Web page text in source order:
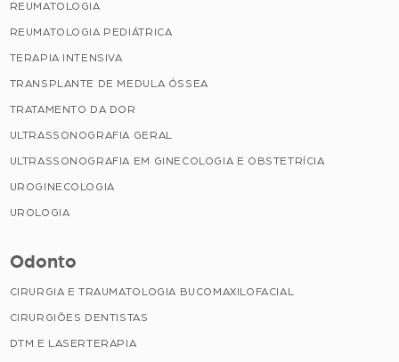
REUMATOLOGIA
REUMATOLOGIA PEDIÁTRICA
TERAPIA INTENSIVA
TRANSPLANTE DE MEDULA ÓSSEA
TRATAMENTO DA DOR
ULTRASSONOGRAFIA GERAL
ULTRASSONOGRAFIA EM GINECOLOGIA E OBSTETRÍCIA
UROGINECOLOGIA
UROLOGIA
Odonto
CIRURGIA E TRAUMATOLOGIA BUCOMAXILOFACIAL
CIRURGIÕES DENTISTAS
DTM E LASERTERAPIA